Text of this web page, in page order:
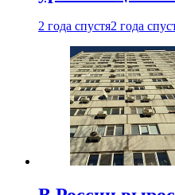
2 года спустя2 года